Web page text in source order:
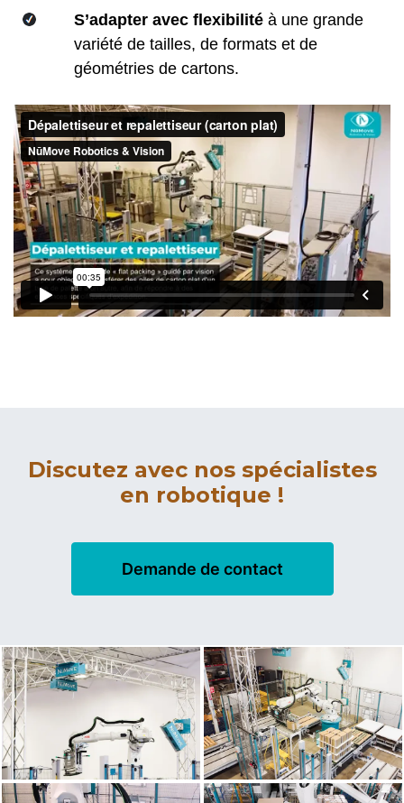
S’adapter avec flexibilité à une grande
variété de tailles, de formats et de
géométries de cartons.
Discutez avec nos spécialistes
en robotique !
Demande de contact